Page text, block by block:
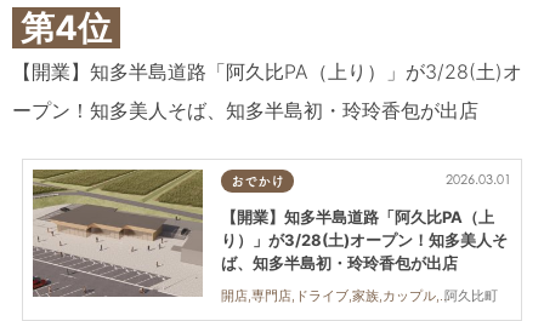
第4位
【開業】知多半島道路「阿久比PA（上り）」が3/28(土)オ
ープン！知多美人そば、知多半島初・玲玲香包が出店
おでかけ
阿久比町
2026.03.01
【開業】知多半島道路「阿久比PA（上
り）」が3/28(土)オープン！知多美人そ
ば、知多半島初・玲玲香包が出店
開店,専門店,ドライブ,家族,カップル,おひとりさま,友人